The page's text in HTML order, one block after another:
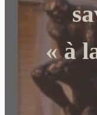
r
« à